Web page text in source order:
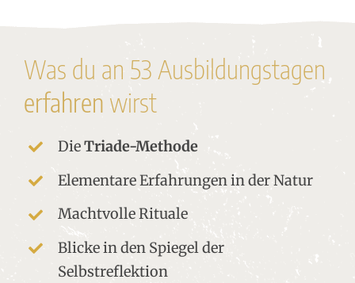
Was du an 53 Ausbildungstagen
erfahren wirst
DieTriade-Methode
Elementare Erfahrungen in der Natur
Machtvolle Rituale
Blicke in den Spiegel der
Selbstreflektion